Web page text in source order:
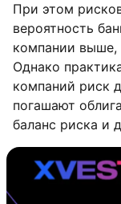
При этом
вероятность
компании выше,
Однако
компаний риск
погашают
баланс риска и